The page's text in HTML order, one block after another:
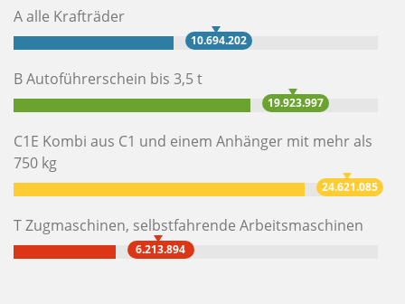
A alle Krafträder
10.694.202
B Autoführerschein bis 3,5 t
19.923.997
C1E Kombi aus C1 und einem Anhänger mit mehr als
750 kg
24.621.085
T Zugmaschinen, selbstfahrende Arbeitsmaschinen
6.213.894